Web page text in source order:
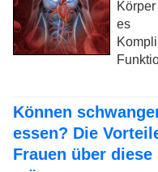
es
Können
essen? Die
Frauen über